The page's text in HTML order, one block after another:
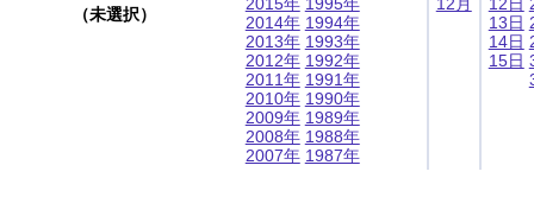
（未選択）
2014年
2013年
2012年
2011年
2010年
2009年
2008年
2007年
1994年
1993年
1992年
1991年
1990年
1989年
1988年
1987年
13日
14日
15日